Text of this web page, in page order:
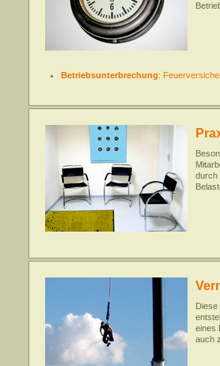
Betriebsunterbrechung:
durch
Diese
eines
auch